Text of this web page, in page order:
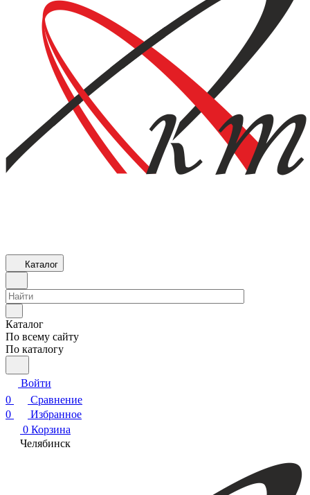
Каталог
Каталог
По всему сайту
По каталогу
Войти
0
Сравнение
0
Избранное
0 Корзина
Челябинск